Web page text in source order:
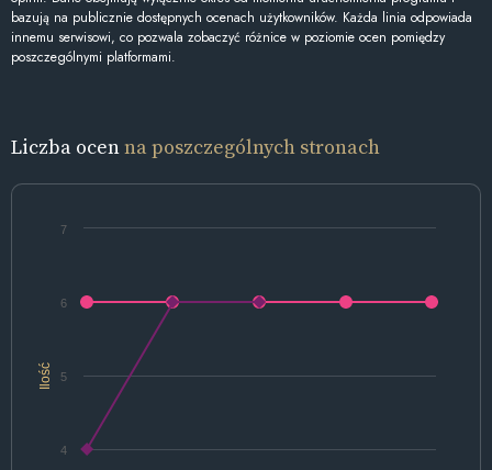
bazują na publicznie dostępnych ocenach użytkowników. Każda linia odpowiada
innemu serwisowi, co pozwala zobaczyć różnice w poziomie ocen pomiędzy
poszczególnymi platformami.
Liczba ocenna poszczególnych stronach
Ilość
4
5
6
7